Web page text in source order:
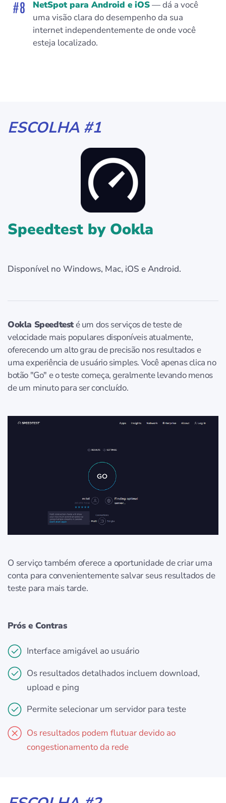
NetSpot para Android e iOS— dá a você
uma visão clara do desempenho da sua
internet independentemente de onde você
esteja localizado.
ESCOLHA #1
Speedtest by Ookla
Disponível no Windows, Mac, iOS e Android.
Ookla Speedtesté um dos serviços de teste de
velocidade mais populares disponíveis atualmente,
oferecendo um alto grau de precisão nos resultados e
uma experiência de usuário simples. Você apenas clica no
botão "Go" e o teste começa, geralmente levando menos
de um minuto para ser concluído.
O serviço também oferece a oportunidade de criar uma
conta para convenientemente salvar seus resultados de
teste para mais tarde.
Prós e Contras
Interface amigável ao usuário
Os resultados detalhados incluem download,
upload e ping
Permite selecionar um servidor para teste
Os resultados podem flutuar devido ao
congestionamento da rede